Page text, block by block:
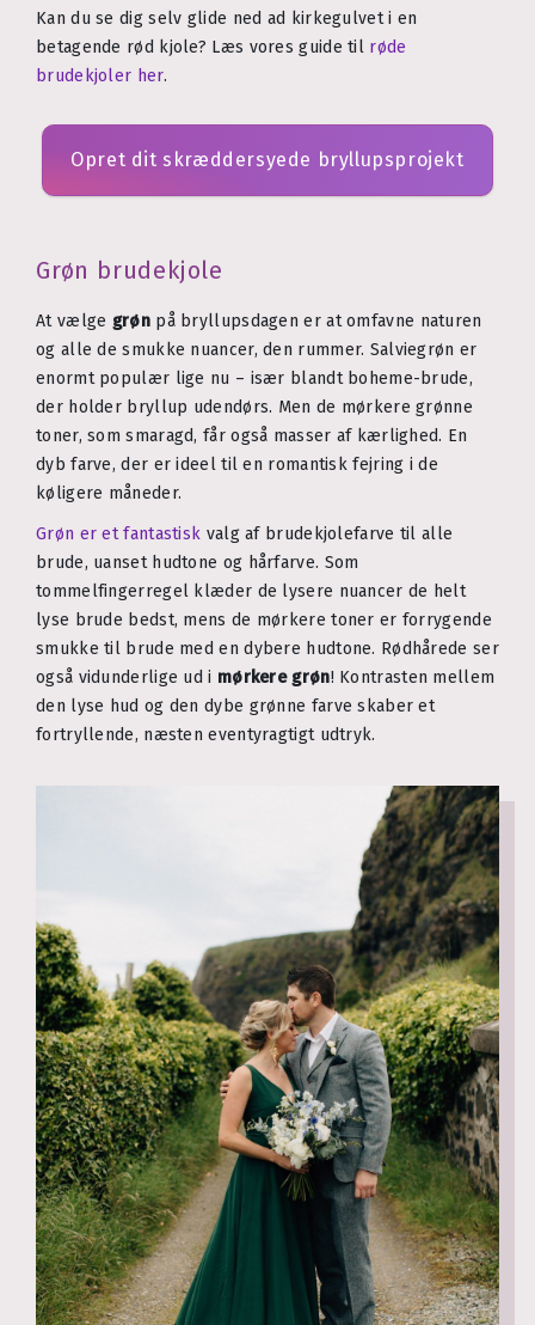
Kan du se dig selv glide ned ad kirkegulvet i en
betagende rød kjole? Læs vores guide til røde
brudekjoler her.
Opret dit skræddersyede bryllupsprojekt
Grøn brudekjole
At vælge grønpå bryllupsdagen er at omfavne naturen
og alle de smukke nuancer, den rummer. Salviegrøn er
enormt populær lige nu – især blandt boheme-brude,
der holder bryllup udendørs. Men de mørkere grønne
toner, som smaragd, får også masser af kærlighed. En
dyb farve, der er ideel til en romantisk fejring i de
køligere måneder.
Grøn er et fantastisk valg af brudekjolefarve til alle
brude, uanset hudtone og hårfarve. Som
tommelfingerregel klæder de lysere nuancer de helt
lyse brude bedst, mens de mørkere toner er forrygende
smukke til brude med en dybere hudtone. Rødhårede ser
også vidunderlige ud i mørkere grøn! Kontrasten mellem
den lyse hud og den dybe grønne farve skaber et
fortryllende, næsten eventyragtigt udtryk.